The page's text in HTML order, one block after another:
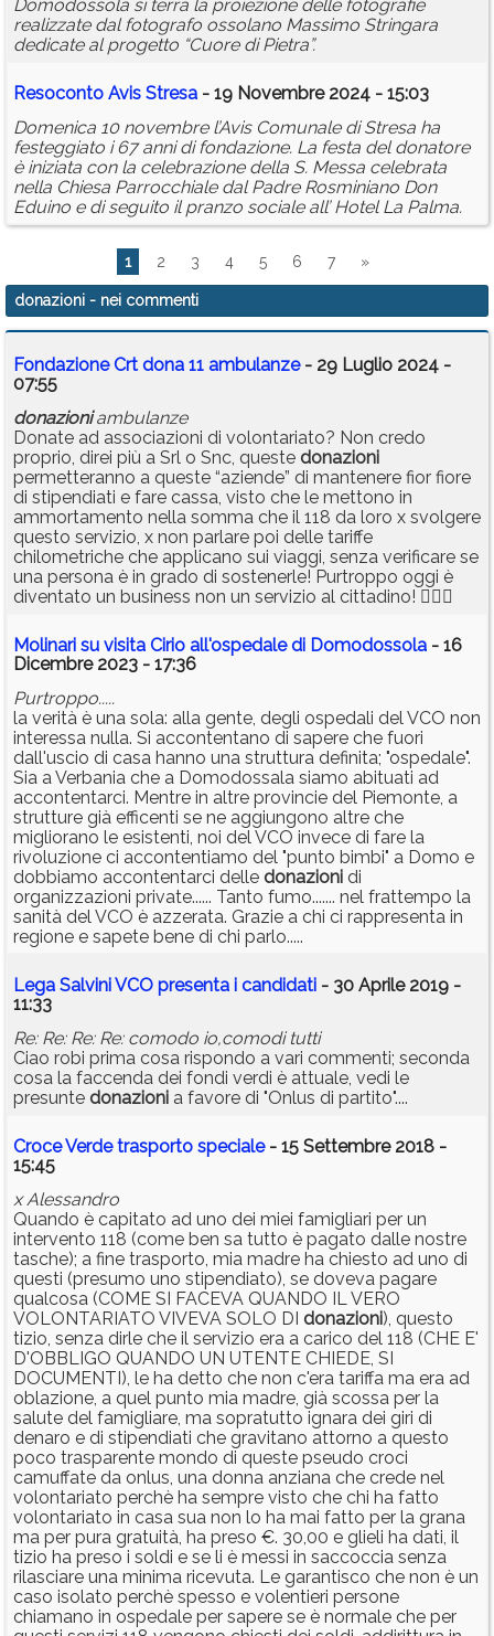
Domodossola si terrà la proiezione delle fotografie
realizzate dal fotografo ossolano Massimo Stringara
dedicate al progetto “Cuore di Pietra”.
Resoconto Avis Stresa - 19 Novembre 2024 - 15:03
Domenica 10 novembre l’Avis Comunale di Stresa ha
festeggiato i 67 anni di fondazione. La festa del donatore
è iniziata con la celebrazione della S. Messa celebrata
nella Chiesa Parrocchiale dal Padre Rosminiano Don
Eduino e di seguito il pranzo sociale all’ Hotel La Palma.
1 2 3 4 5 6 7 »
donazioni - nei commenti
Fondazione Crt dona 11 ambulanze- 29 Luglio 2024 -
07:55
donazioniambulanze
Donate ad associazioni di volontariato? Non credo
proprio, direi più a Srl o Snc, queste donazioni
permetteranno a queste “aziende” di mantenere fior fiore
di stipendiati e fare cassa, visto che le mettono in
ammortamento nella somma che il 118 da loro x svolgere
questo servizio, x non parlare poi delle tariffe
chilometriche che applicano sui viaggi, senza verificare se
una persona è in grado di sostenerle! Purtroppo oggi è
diventato un business non un servizio al cittadino! 🤦🏻‍♂️
Molinari su visita Cirio all'ospedale di Domodossola - 16
Dicembre 2023 - 17:36
Purtroppo.....
la verità è una sola: alla gente, degli ospedali del VCO non
interessa nulla. Si accontentano di sapere che fuori
dall'uscio di casa hanno una struttura definita; "ospedale".
Sia a Verbania che a Domodossala siamo abituati ad
accontentarci. Mentre in altre provincie del Piemonte, a
strutture già efficenti se ne aggiungono altre che
migliorano le esistenti, noi del VCO invece di fare la
rivoluzione ci accontentiamo del "punto bimbi" a Domo e
dobbiamo accontentarci delle donazioni di
organizzazioni private...... Tanto fumo....... nel frattempo la
sanità del VCO è azzerata. Grazie a chi ci rappresenta in
regione e sapete bene di chi parlo.....
Lega Salvini VCO presenta i candidati - 30 Aprile 2019 -
11:33
Re: Re: Re: Re: comodo io,comodi tutti
Ciao robi prima cosa rispondo a vari commenti; seconda
cosa la faccenda dei fondi verdi è attuale, vedi le
presunte donazioni a favore di "Onlus di partito"....
Croce Verde trasporto speciale- 15 Settembre 2018 -
15:45
x Alessandro
Quando è capitato ad uno dei miei famigliari per un
intervento 118 (come ben sa tutto è pagato dalle nostre
tasche); a fine trasporto, mia madre ha chiesto ad uno di
questi (presumo uno stipendiato), se doveva pagare
qualcosa (COME SI FACEVA QUANDO IL VERO
VOLONTARIATO VIVEVA SOLO DI donazioni), questo
tizio, senza dirle che il servizio era a carico del 118 (CHE E'
D'OBBLIGO QUANDO UN UTENTE CHIEDE, SI
DOCUMENTI), le ha detto che non c'era tariffa ma era ad
oblazione, a quel punto mia madre, già scossa per la
salute del famigliare, ma sopratutto ignara dei giri di
denaro e di stipendiati che gravitano attorno a questo
poco trasparente mondo di queste pseudo croci
camuffate da onlus, una donna anziana che crede nel
volontariato perchè ha sempre visto che chi ha fatto
volontariato in casa sua non lo ha mai fatto per la grana
ma per pura gratuità, ha preso €. 30,00 e glieli ha dati, il
tizio ha preso i soldi e se li è messi in saccoccia senza
rilasciare una minima ricevuta. Le garantisco che non è un
caso isolato perchè spesso e volentieri persone
chiamano in ospedale per sapere se è normale che per